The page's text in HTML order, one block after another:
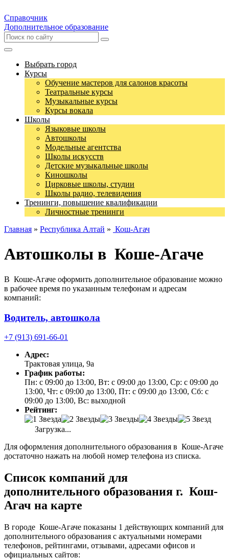
Справочник
Дополнительное образование
Выбрать город
Курсы
Обучение мастеров для салонов красоты
Театральные курсы
Музыкальные курсы
Курсы вокала
Школы
Языковые школы
Автошколы
Модельные агентства
Школы искусств
Детские музыкальные школы
Киношколы
Цирковые школы, студии
Школы радио, телевидения
Тренинги, повышение квалификации
Личностные тренинги
Главная » Республика Алтай » Кош-Агач
Автошколы в Коше-Агаче
В Коше-Агаче оформить дополнительное образование можно
в рабочее время по указанным телефонам и адресам
компаний:
Водитель, автошкола
+7 (913) 691-66-01
Адрес:
Трактовая улица, 9а
График работы:
Пн: с 09:00 до 13:00, Вт: с 09:00 до 13:00, Ср: с 09:00 до
13:00, Чт: с 09:00 до 13:00, Пт: с 09:00 до 13:00, Сб: с
09:00 до 13:00, Вс: выходной
Рейтинг:
Загрузка...
Для оформления дополнительного образования в Коше-Агаче
достаточно нажать на любой номер телефона из списка.
Список компаний для
дополнительного образования г. Кош-
Агач на карте
В городе Коше-Агаче показаны 1 действующих компаний для
дополнительного образования с актуальными номерами
телефонов, рейтингами, отзывами, адресами офисов и
официальных сайтов: